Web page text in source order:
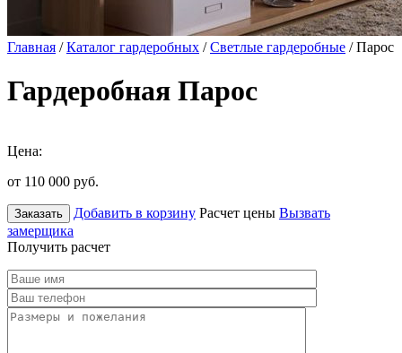
Главная /Каталог гардеробных /Светлые гардеробные / Парос
Гардеробная Парос
Цена:
от 110 000 руб.
Заказать Добавить в корзину Расчет цены Вызвать
замерщика
Получить расчет